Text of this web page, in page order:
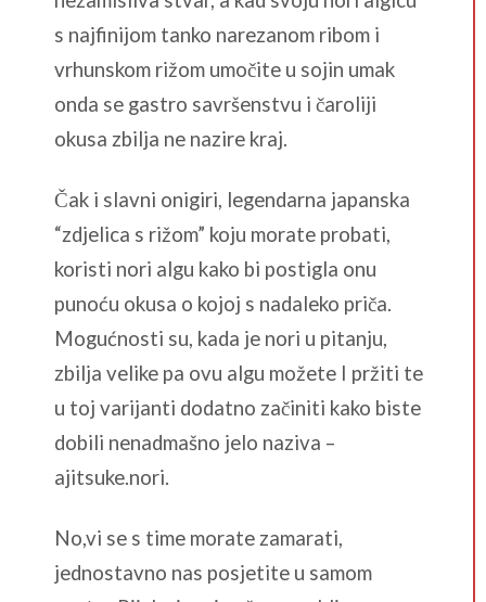
s najfinijom tanko narezanom ribom i
vrhunskom rižom umočite u sojin umak
onda se gastro savršenstvu i čaroliji
okusa zbilja ne nazire kraj.
Čak i slavni onigiri, legendarna japanska
“zdjelica s rižom” koju morate probati,
koristi nori algu kako bi postigla onu
punoću okusa o kojoj s nadaleko priča.
Mogućnosti su, kada je nori u pitanju,
zbilja velike pa ovu algu možete I pržiti te
u toj varijanti dodatno začiniti kako biste
dobili nenadmašno jelo naziva –
ajitsuke.nori.
No,vi se s time morate zamarati,
jednostavno nas posjetite u samom